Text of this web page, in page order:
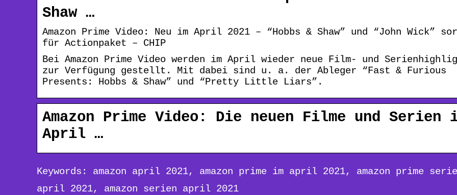
Shaw …
Amazon Prime Video: Neu im April 2021 – “Hobbs & Shaw” und “John Wick”
für Actionpaket – CHIP
Bei Amazon Prime Video werden im April wieder neue Film- und
zur Verfügung gestellt. Mit dabei sind u. a. der Ableger “Fast & Furious
Presents: Hobbs & Shaw” und “Pretty Little Liars”.
Amazon Prime Video: Die neuen Filme und Serien
April …
Keywords: amazon april 2021, amazon prime im april 2021, amazon prime
april 2021, amazon serien april 2021